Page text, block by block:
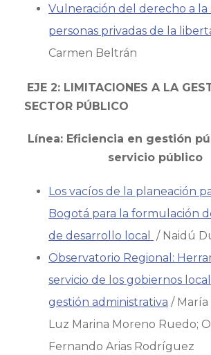
Vulneración del derecho a la
personas privadas de la
Carmen Beltrán
EJE 2: LIMITACIONES A LA
SECTOR PÚBLICO
Línea: Eficiencia en gestión
servicio público
Los vacíos de la planeación
Bogotá para la formulación
de desarrollo local
/ Naidú
Observatorio Regional:
servicio de los gobiernos
gestión administrativa / María
Luz Marina Moreno Ruedo;
Fernando Arias Rodríguez